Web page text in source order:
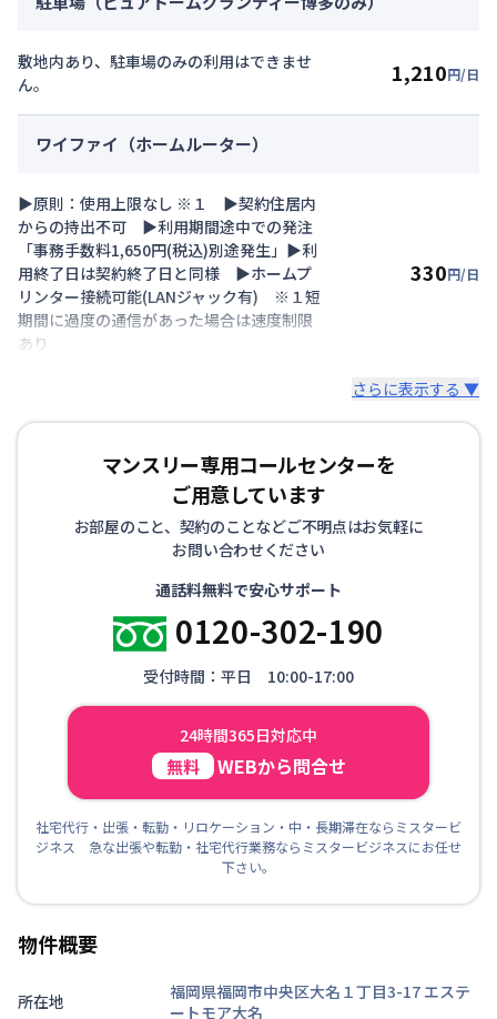
敷地内あり、駐車場のみの利用はできませ
ん。
1,210円/日
ワイファイ（ホームルーター）
▶原則：使用上限なし ※１ ▶契約住居内
からの持出不可 ▶利用期間途中での発注
「事務手数料1,650円(税込)別途発生」▶利
用終了日は契約終了日と同様 ▶ホームプ
リンター接続可能(LANジャック有) ※１短
期間に過度の通信があった場合は速度制限
あり
330円/日
さらに表示する ▼
マンスリー専用コールセンターを
ご用意しています
お部屋のこと、契約のことなどご不明点はお気軽に
お問い合わせください
通話料無料で安心サポート
0120-302-190
受付時間：平日 10:00-17:00
24時間365日対応中
無料 WEBから問合せ
社宅代行・出張・転勤・リロケーション・中・長期滞在ならミスタービ
ジネス 急な出張や転勤・社宅代行業務ならミスタービジネスにお任せ
下さい。
物件概要
所在地 福岡県福岡市中央区大名１丁目3-17 エステ
ートモア大名